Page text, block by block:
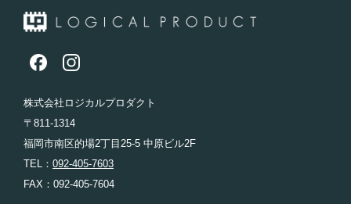
株式会社ロジカルプロダクト
〒811-1314
福岡市南区的場2丁目25-5 中原ビル2F
TEL： 092-405-7603
FAX：092-405-7604